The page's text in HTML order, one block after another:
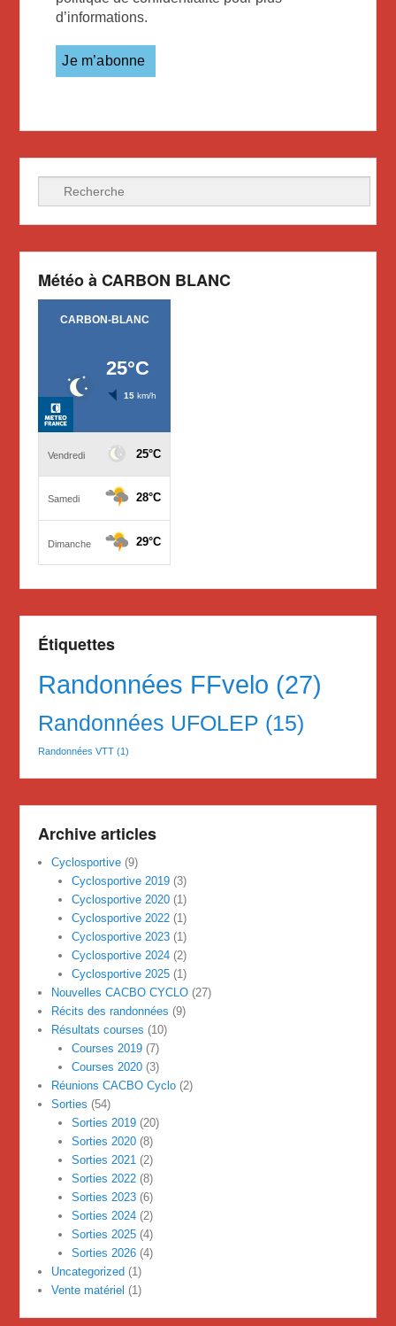
d’informations.
Recherche
Météo à CARBON BLANC
Étiquettes
Randonnées FFvelo (27)
Randonnées UFOLEP (15)
Randonnées VTT (1)
Archive articles
Cyclosportive (9)
Cyclosportive 2019(3)
Cyclosportive 2020(1)
Cyclosportive 2022(1)
Cyclosportive 2023(1)
Cyclosportive 2024(2)
Cyclosportive 2025(1)
Nouvelles CACBO CYCLO (27)
Récits des randonnées (9)
Résultats courses (10)
Courses 2019(7)
Courses 2020(3)
Réunions CACBO Cyclo (2)
Sorties (54)
Sorties 2019(20)
Sorties 2020(8)
Sorties 2021(2)
Sorties 2022(8)
Sorties 2023(6)
Sorties 2024(2)
Sorties 2025(4)
Sorties 2026(4)
Uncategorized (1)
Vente matériel (1)